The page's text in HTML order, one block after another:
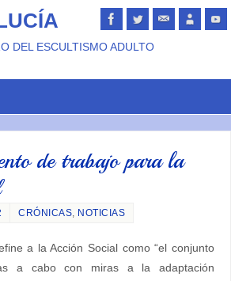
DEL ESCULTISMO ADULTO
de trabajo para la
CRÓNICAS, NOTICIAS
a la Acción Social como “el conjunto
a cabo con miras a la adaptación